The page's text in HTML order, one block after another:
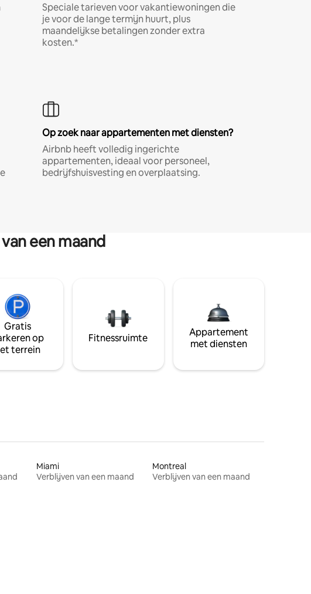
Speciale tarieven voor vakantiewoningen die
je voor de lange termijn huurt, plus
maandelijkse betalingen zonder extra
kosten.*
Op zoek naar appartementen met diensten?
Airbnb heeft volledig ingerichte
appartementen, ideaal voor personeel,
bedrijfshuisvesting en overplaatsing.
een maand
Gratis
op
terrein
Fitnessruimte
Appartement
met diensten
Miami
Verblijven van een maand
Montreal
Verblijven van een maand